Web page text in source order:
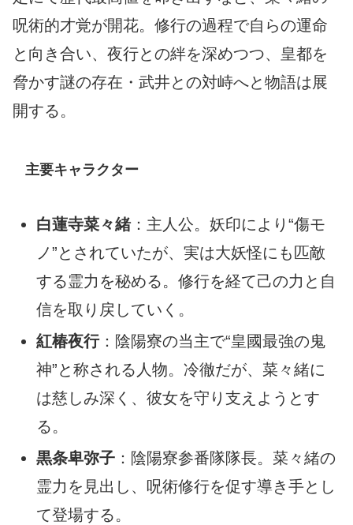
呪術的才覚が開花。修行の過程で自らの運命
と向き合い、夜行との絆を深めつつ、皇都を
脅かす謎の存在・武井との対峙へと物語は展
開する。
主要キャラクター
白蓮寺菜々緒：主人公。妖印により“傷モ
ノ”とされていたが、実は大妖怪にも匹敵
する霊力を秘める。修行を経て己の力と自
信を取り戻していく。
紅椿夜行：陰陽寮の当主で“皇國最強の鬼
神”と称される人物。冷徹だが、菜々緒に
は慈しみ深く、彼女を守り支えようとす
る。
黒条卑弥子 ：陰陽寮参番隊隊長。菜々緒の
霊力を見出し、呪術修行を促す導き手とし
て登場する。